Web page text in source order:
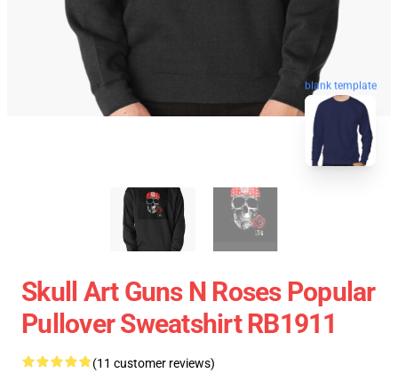
blank template
Skull Art Guns N Roses Popular
Pullover Sweatshirt RB1911
(11 customer reviews)